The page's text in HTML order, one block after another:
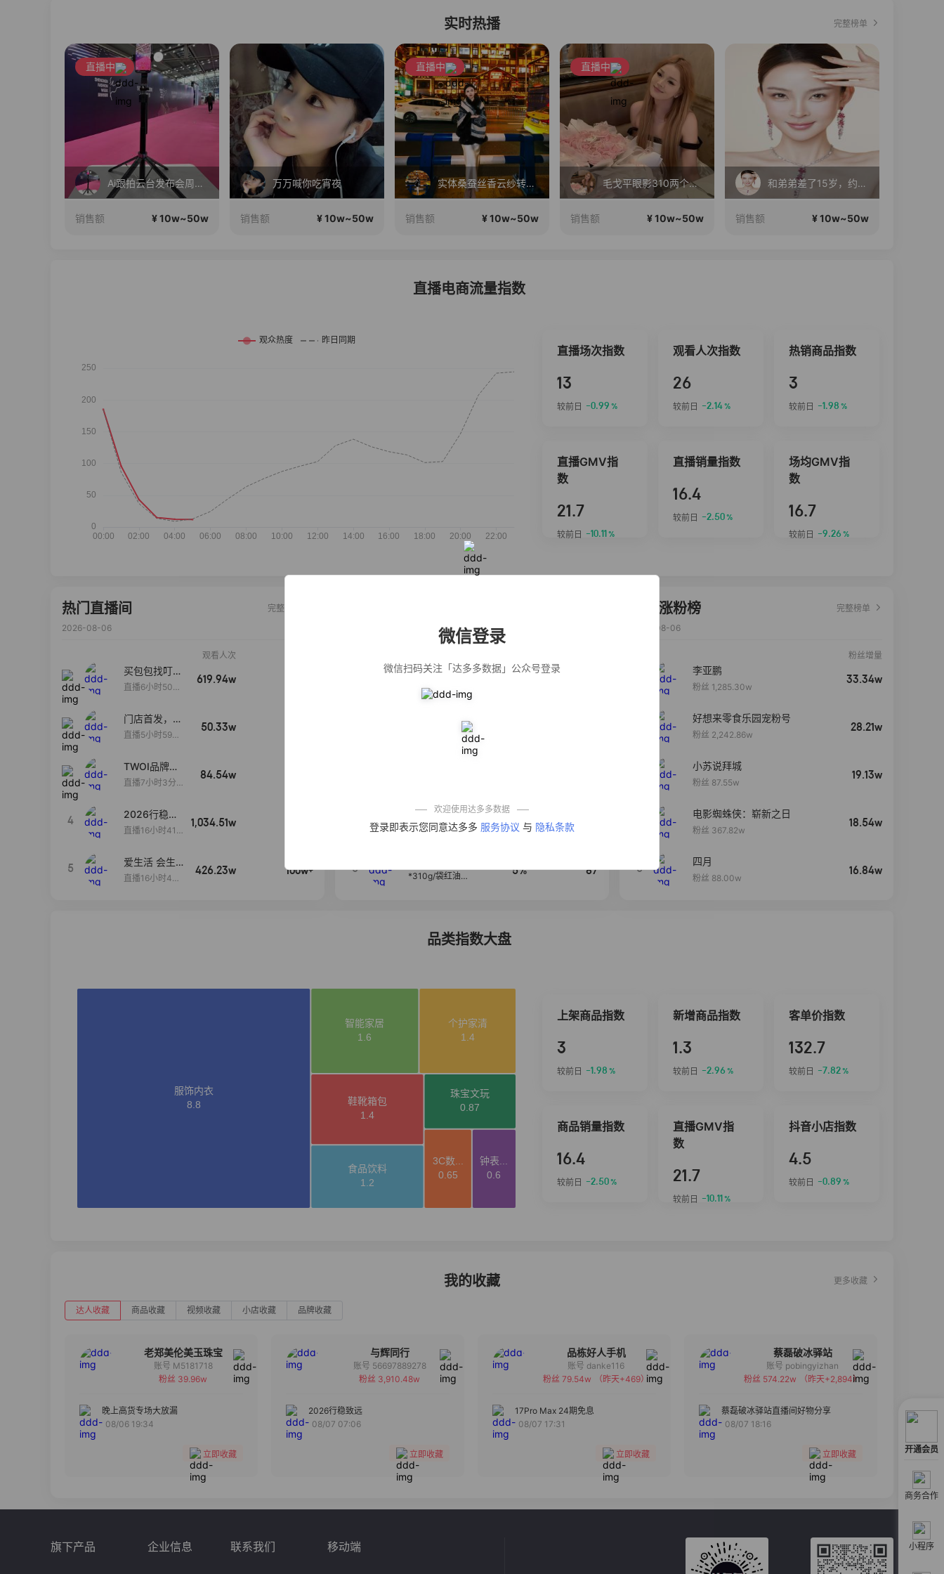
开通会员
商务合作
小程序
微信登录
微信扫码关注「达多多数据」公众号登录
欢迎使用达多多数据
登录即表示您同意达多多 服务协议 与 隐私条款
实时热播 完整榜单
直播中
Ai跟拍云台发布会周年大促
销售额 ¥ 10w~50w
万万喊你吃宵夜
销售额 ¥ 10w~50w
直播中
实体桑蚕丝香云纱转线上
销售额 ¥ 10w~50w
直播中
毛戈平眼影310两个正装！
销售额 ¥ 10w~50w
和弟弟差了15岁，约会呢
销售额 ¥ 10w~50w
直播电商流量指数
直播场次指数
13
较前日 -0.99 %
观看人次指数
26
较前日 -2.14%
热销商品指数
3
较前日 -1.98 %
直播GMV指
数
21.7
较前日 -10.11 %
直播销量指数
16.4
较前日 -2.50%
场均GMV指
数
16.7
较前日 -9.26 %
热门直播间
完整榜单
2026-08-06
观看人次
买包包找叮
当,一折购！
直播6小时50分
619.94w
门店首发，秋
款大上新！！
直播5小时59分
50.33w
TWOI品牌直
播间新款上
直播7小时3分5
84.54w
4
2026行稳致
远
直播16小时41
1,034.51w
5
爱生活 会生
活
直播16小时45
426.23w 100w+
法式气质温柔风
女设计感小众秋
公仔牌顽渍净洗
衣粉轻松搓洗去
污渍除菌除螨3倍
洁净去渍家用去
巧卡盒卡套
【试吃两包】松
茸红烧酱汁红烧
40%
5
*310g/袋红油麻
5% 87
达人涨粉榜
完整榜单
2026-08-06
粉丝增量
李亚鹏
粉丝 1,285.30w
33.34w
好想来零食乐园宠粉号
粉丝 2,242.86w
28.21w
小苏说拜城
粉丝 87.55w
19.13w
电影蜘蛛侠：崭新之日
粉丝 367.82w
18.54w
5
四月
粉丝 88.00w
16.84w
品类指数大盘
上架商品指数
3
较前日 -1.98 %
新增商品指数
1.3
较前日 -2.96 %
客单价指数
132.7
较前日 -7.82%
商品销量指数
16.4
较前日 -2.50%
直播GMV指
数
21.7
较前日 -10.11 %
抖音小店指数
4.5
较前日 -0.89 %
我的收藏 更多收藏
达人收藏 商品收藏 视频收藏 小店收藏 品牌收藏
老郑美伦美玉珠宝
备注
分组
账号 M5181718
粉丝 39.96w
晚上高货专场大放漏
08/06 19:34
立即收藏
与辉同行
备注
账号 56697889278
粉丝 3,910.48w
2026行稳致远
08/07 07:06
立即收藏
品栋好人手机
备注
分组
账号 danke116
粉丝 79.54w
（昨天+469）
17Pro Max 24期免息
08/07 17:31
立即收藏
蔡磊破冰驿站
备注
分组
账号 pobingyizhan
粉丝 574.22w
（昨天+2,894）
蔡磊破冰驿站直播间好物分享
08/07 18:16
立即收藏
旗下产品 企业信息 联系我们 移动端